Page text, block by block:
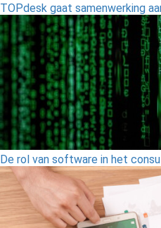
TOPdesk gaat samenwerking
De rol van software in het